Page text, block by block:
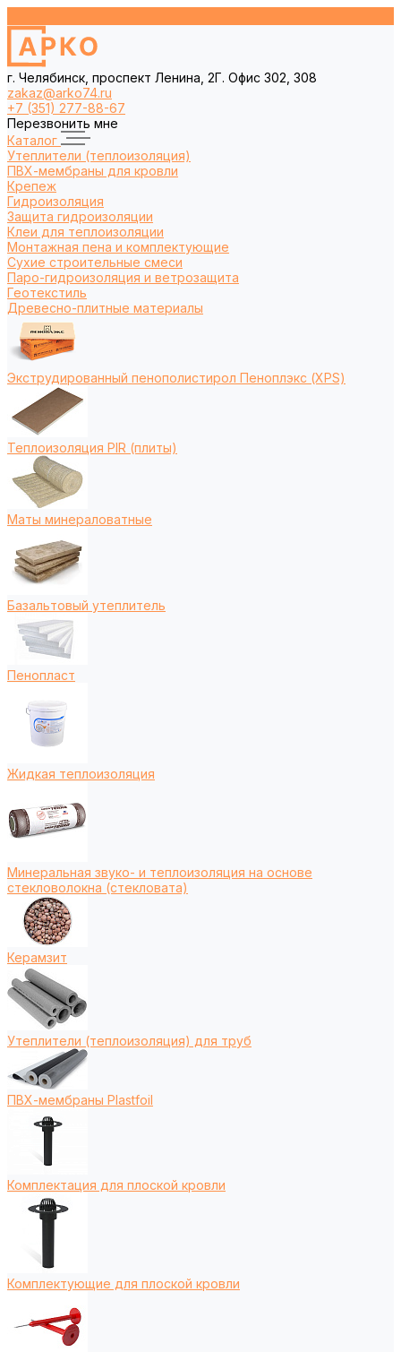
г. Челябинск, проспект Ленина, 2Г. Офис 302, 308
zakaz@arko74.ru
+7 (351) 277-88-67
Перезвонить мне
Каталог
Утеплители (теплоизоляция)
ПВХ-мембраны для кровли
Крепеж
Гидроизоляция
Защита гидроизоляции
Клеи для теплоизоляции
Монтажная пена и комплектующие
Сухие строительные смеси
Паро-гидроизоляция и ветрозащита
Геотекстиль
Древесно-плитные материалы
Экструдированный пенополистирол Пеноплэкс (XPS)
Теплоизоляция PIR (плиты)
Маты минераловатные
Базальтовый утеплитель
Пенопласт
Жидкая теплоизоляция
Минеральная звуко- и теплоизоляция на основе
стекловолокна (стекловата)
Керамзит
Утеплители (теплоизоляция) для труб
ПВХ-мембраны Plastfoil
Комплектация для плоской кровли
Комплектующие для плоской кровли